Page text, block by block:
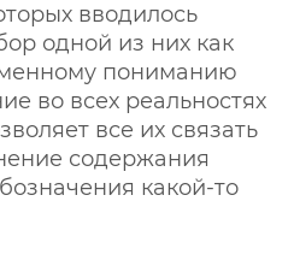
вводилось
одной из них как
пониманию
во всех реальностях
все их связать
содержания
какой-то